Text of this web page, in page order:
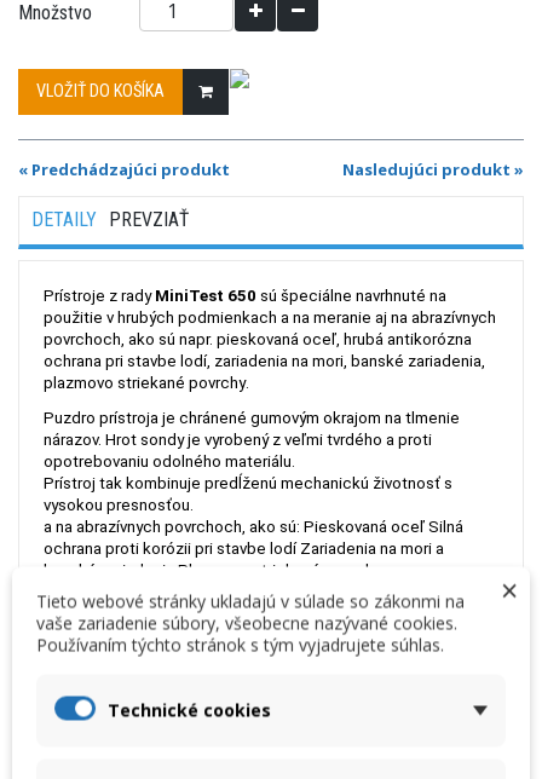
Množstvo
VLOŽIŤ DO KOŠÍKA
« Predchádzajúci produkt Nasledujúci produkt »
DETAILY PREVZIAŤ
Prístroje z rady MiniTest 650 sú špeciálne navrhnuté na
použitie v hrubých podmienkach a na meranie aj na abrazívnych
povrchoch, ako sú napr. pieskovaná oceľ, hrubá antikorózna
ochrana pri stavbe lodí, zariadenia na mori, banské zariadenia,
p lazmovo striekané povrchy.
Puzdro prístroja je chránené gumovým okrajom na tlmenie
nárazov. Hrot sondy je vyrobený z veľmi tvrdého a proti
opotrebovaniu odolného materiálu.
Prístroj tak kombinuje predĺženú mechanickú životnosť s
vysokou presnosťou.
a na abrazívnych povrchoch, ako sú: Pieskovaná oceľ Silná
ochrana proti korózii pri stavbe lodí Zariadenia na mori a
banské zariadenia Plazmovo striekané povrchy
K dispozícii je v troch prevedeniach:
- MiniTest 650 F – na meranie nemagnetických vrstiev na oceli
- MiniTest 650 N – na meranie izolačných vrstiev na
- MiniTest 650 FN – na meranie nemagnetických vrstiev na
oceli a izolačných vrstiev na neželezných kovoch (automatické
×
Tieto webové stránky ukladajú v súlade so zákonmi na
vaše zariadenie súbory, všeobecne nazývané cookies.
Používaním týchto stránok s tým vyjadrujete súhlas.
Technické cookies